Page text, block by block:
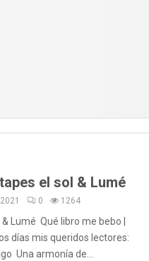
el sol & Lumé
0 1264
Lumé Qué libro me bebo |
días mis queridos lectores:
Una armonía de...